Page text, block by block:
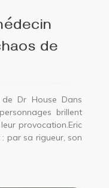
de
Dr House Dans
brillent
provocation.Eric
: par sa rigueur, son